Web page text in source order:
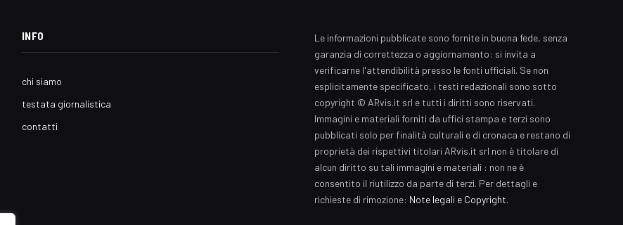
INFO
chi siamo
testata giornalistica
contatti
Le informazioni pubblicate sono fornite in buona fede, senza
garanzia di correttezza o aggiornamento: si invita a
verificarne l'attendibilità presso le fonti ufficiali. Se non
esplicitamente specificato, i testi redazionali sono sotto
copyright © ARvis.it srl e tutti i diritti sono riservati.
Immagini e materiali forniti da uffici stampa e terzi sono
pubblicati solo per finalità culturali e di cronaca e restano di
proprietà dei rispettivi titolari ARvis.it srl non è titolare di
alcun diritto su tali immagini e materiali : non ne è
consentito il riutilizzo da parte di terzi. Per dettagli e
richieste di rimozione: Note legali e Copyright.